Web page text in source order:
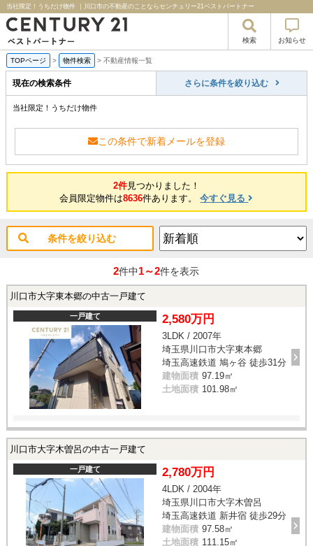
当社限定！うちだけ物件 ｜川口市の不動産のことならセンチュリー21ベストパートナー
検索 お知らせ
TOPページ > 物件検索 > 不動産情報一覧
現在の検索条件 さらに条件を絞り込む
当社限定！うちだけ物件
この条件で新着メールを登録
2件見つかりました！
会員限定物件は8636件あります。今すぐ見る
条件を絞り込む
2件中1～2件を表示
川口市大字東本郷の中古一戸建て
一戸建て 2,580万円
3LDK / 2007年
埼玉県川口市大字東本郷
埼玉高速鉄道 鳩ヶ谷 徒歩31分
建物面積 97.19㎡
土地面積 101.98㎡
川口市大字木曽呂の中古一戸建て
一戸建て 2,780万円
4LDK / 2004年
埼玉県川口市大字木曽呂
埼玉高速鉄道 新井宿 徒歩29分
建物面積 97.58㎡
土地面積 111.15㎡